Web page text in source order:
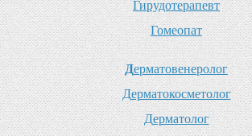
Гирудотерапевт
Гомеопат
Дерматовенеролог
Дерматокосметолог
Дерматолог